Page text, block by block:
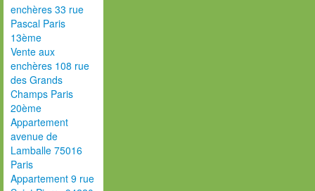
enchères 33 rue
Pascal Paris
13ème
Vente aux
enchères 108 rue
des Grands
Champs Paris
20ème
Appartement
avenue de
Lamballe 75016
Paris
Appartement 9 rue